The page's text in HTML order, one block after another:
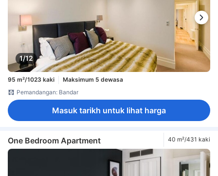
1/12
95 m²/1023 kaki
Maksimum 5 dewasa
Pemandangan: Bandar
Masuk tarikh untuk lihat harga
One Bedroom Apartment 40 m²/431 kaki